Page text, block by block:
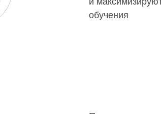
обучения